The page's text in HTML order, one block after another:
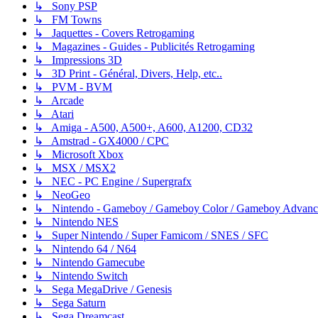
↳ Sony PSP
↳ FM Towns
↳ Jaquettes - Covers Retrogaming
↳ Magazines - Guides - Publicités Retrogaming
↳ Impressions 3D
↳ 3D Print - Général, Divers, Help, etc..
↳ PVM - BVM
↳ Arcade
↳ Atari
↳ Amiga - A500, A500+, A600, A1200, CD32
↳ Amstrad - GX4000 / CPC
↳ Microsoft Xbox
↳ MSX / MSX2
↳ NEC - PC Engine / Supergrafx
↳ NeoGeo
↳ Nintendo - Gameboy / Gameboy Color / Gameboy
↳ Nintendo NES
↳ Super Nintendo / Super Famicom / SNES / SFC
↳ Nintendo 64 / N64
↳ Nintendo Gamecube
↳ Nintendo Switch
↳ Sega MegaDrive / Genesis
↳ Sega Saturn